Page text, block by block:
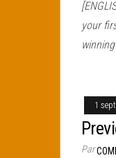
your
1
Par